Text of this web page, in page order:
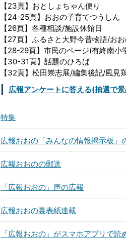
【23頁】おとしょちゃん便り
【24-25頁】おおの子育てつうしん
【26頁】各種相談/施設休館日
【27頁】ふるさと大野今昔物語/お
【28-29頁】市民のページ(有終南
【30-31頁】話題のひろば
【32頁】松田崇志展/編集後記/風見
広報アンケートに答える(抽選で
特集
広報おおの「みんなの情報掲示板」
広報おおのの郵送
「広報おおの」声の広報
広報おおの裏表紙連載
「広報おおの」がスマホアプリで読